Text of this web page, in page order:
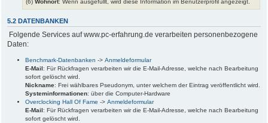
(6) Wohnort: Wenn ausgefüllt, wird diese Information im Benutzerprofil angezeigt.
5.2 DATENBANKEN
Folgende Services auf www.pc-erfahrung.de verarbeiten personenbezogene
Daten:
Benchmark-Datenbanken -> Anmeldeformular
E-Mail: Für Rückfragen verarbeiten wir die E-Mail-Adresse, welche nach Bearbeitung
sofort gelöscht wird.
Nickname: Frei wählbares Pseudonym, unter welchem der Eintrag veröffentlicht wird.
Systeminformationen: über die Computer-Hardware
Overclocking Hall Of Fame -> Anmeldeformular
E-Mail: Für Rückfragen verarbeiten wir die E-Mail-Adresse, welche nach Bearbeitung
sofort gelöscht wird.